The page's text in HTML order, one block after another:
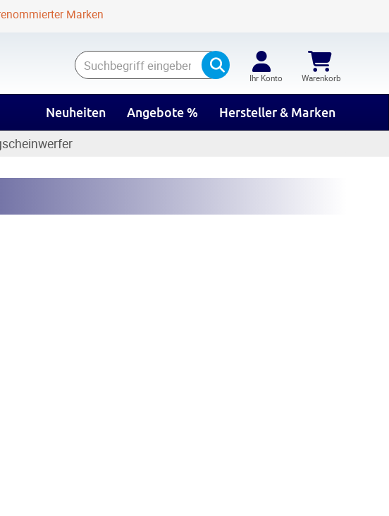
Marken
Warenkorb
Ihr Konto
Suchen
Neuheiten Angebote % Hersteller & Marken